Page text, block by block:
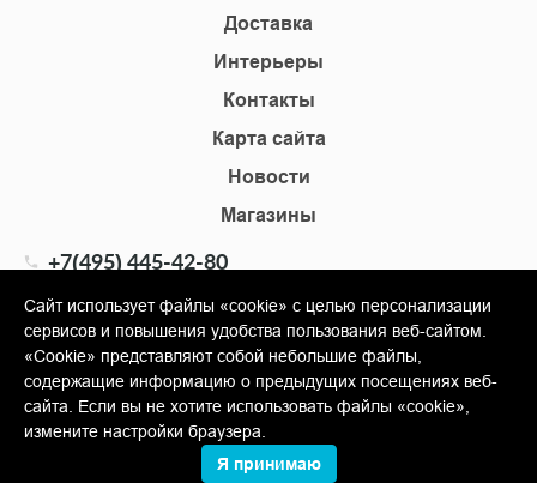
Доставка
Интерьеры
Контакты
Карта сайта
Новости
Магазины
+7(495) 445-42-80
info@shopkm.ru
© Copyright 2013-2026 KERAMA MARAZZI, ООО «Гамма
Керамика»
Сайт использует файлы «cookie» с целью персонализации
сервисов и повышения удобства пользования веб-сайтом.
«Cookie» представляют собой небольшие файлы,
содержащие информацию о предыдущих посещениях веб-
сайта. Если вы не хотите использовать файлы «cookie»,
измените настройки браузера.
Я принимаю